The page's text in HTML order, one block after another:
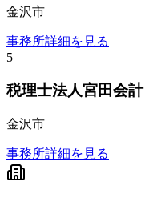
金沢市
事務所詳細を見る
5
税理士法人宮田会計
金沢市
事務所詳細を見る